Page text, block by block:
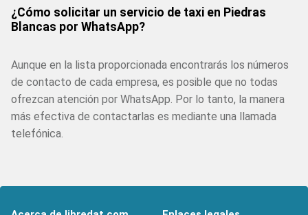
¿Cómo solicitar un servicio de taxi en Piedras
Blancas por WhatsApp?
Aunque en la lista proporcionada encontrarás los números
de contacto de cada empresa, es posible que no todas
ofrezcan atención por WhatsApp. Por lo tanto, la manera
más efectiva de contactarlas es mediante una llamada
telefónica.